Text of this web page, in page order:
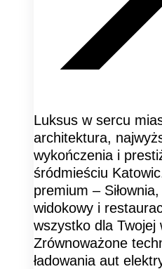
Luksus w sercu
architektura,
wykończenia i
śródmieściu
premium –
widokowy i
wszystko dla Twojej
Zrównoważone
ładowania aut